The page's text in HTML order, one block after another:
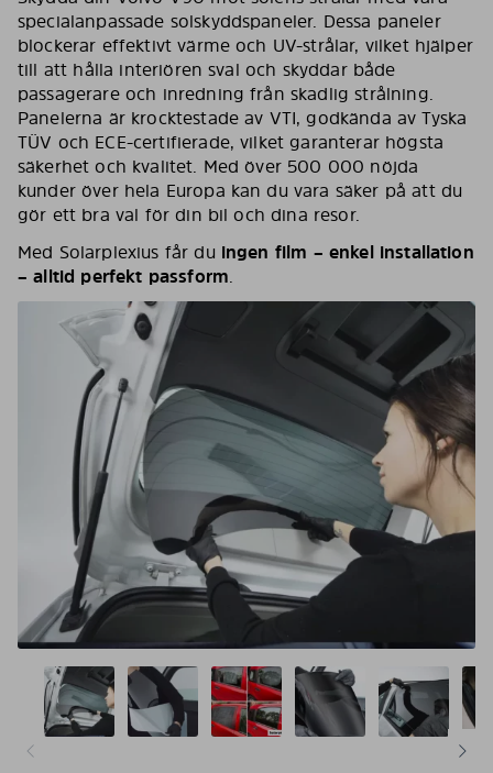
specialanpassade solskyddspaneler. Dessa paneler
blockerar effektivt värme och UV-strålar, vilket hjälper
till att hålla interiören sval och skyddar både
passagerare och inredning från skadlig strålning.
Panelerna är krocktestade av VTI, godkända av Tyska
TÜV och ECE-certifierade, vilket garanterar högsta
säkerhet och kvalitet. Med över 500 000 nöjda
kunder över hela Europa kan du vara säker på att du
gör ett bra val för din bil och dina resor.
Med Solarplexius får du ingen film – enkel installation
– alltid perfekt passform.